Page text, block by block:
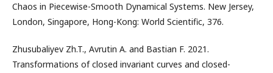
Chaos in Piecewise-Smooth Dynamical Systems. New Jersey,
London, Singapore, Hong-Kong: World Scientific, 376.
Zhusubaliyev Zh.T., Avrutin A. and Bastian F. 2021.
Transformations of closed invariant curves and closed-